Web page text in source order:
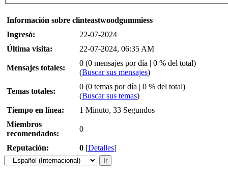
Información sobre clinteastwoodgummiess
Ingresó:
22-07-2024
Última visita:
22-07-2024, 06:35 AM
Mensajes totales:
0 (0 mensajes por día | 0 % del total)
(Buscar sus mensajes)
Temas totales:
0 (0 temas por día | 0 % del total)
(Buscar sus temas)
Tiempo en línea:
1 Minuto, 33 Segundos
Miembros
recomendados:
0
Reputación: 0 [Detalles]